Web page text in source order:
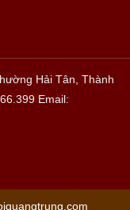
Hải Tân, Thành
Email: